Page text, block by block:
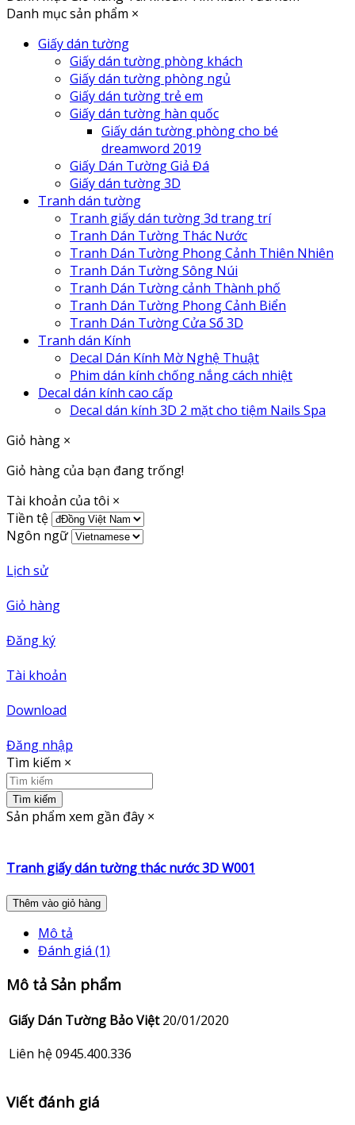
Danh mục sản phẩm ×
Giấy dán tường
Giấy dán tường phòng khách
Giấy dán tường phòng ngủ
Giấy dán tường trẻ em
Giấy dán tường hàn quốc
Giấy dán tường phòng cho bé
dreamword 2019
Giấy Dán Tường Giả Đá
Giấy dán tường 3D
Tranh dán tường
Tranh giấy dán tường 3d trang trí
Tranh Dán Tường Thác Nước
Tranh Dán Tường Phong Cảnh Thiên Nhiên
Tranh Dán Tường Sông Núi
Tranh Dán Tường cảnh Thành phố
Tranh Dán Tường Phong Cảnh Biển
Tranh Dán Tường Cửa Sổ 3D
Tranh dán Kính
Decal Dán Kính Mờ Nghệ Thuật
Phim dán kính chống nắng cách nhiệt
Decal dán kính cao cấp
Decal dán kính 3D 2 mặt cho tiệm Nails Spa
Giỏ hàng ×
Giỏ hàng của bạn đang trống!
Tài khoản của tôi ×
Tiền tệ
Ngôn ngữ
Lịch sử
Giỏ hàng
Đăng ký
Tài khoản
Download
Đăng nhập
Tìm kiếm ×
Tìm kiếm
Sản phẩm xem gần đây ×
Tranh giấy dán tường thác nước 3D W001
Thêm vào giỏ hàng
Mô tả
Đánh giá (1)
Mô tả Sản phẩm
Giấy Dán Tường Bảo Việt 20/01/2020
Liên hệ 0945.400.336
Viết đánh giá